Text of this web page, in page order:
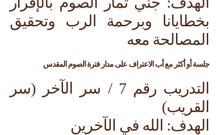
بخطايانا وبرحمة الرب وتحقيق
المصالحة معه
جلسة أو أكثر مع أب الاعتراف على مدار فترة الصوم المقدس
التدريب رقم 7 / سر الآخر (سر
القريب)
الهدف: الله في الآخرين